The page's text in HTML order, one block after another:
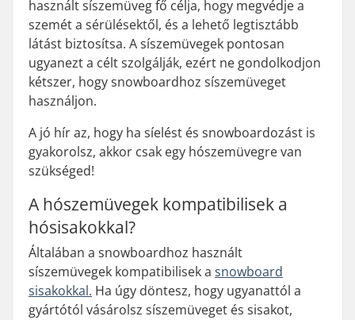
használt síszemüveg fő célja, hogy megvédje a
szemét a sérülésektől, és a lehető legtisztább
látást biztosítsa. A síszemüvegek pontosan
ugyanezt a célt szolgálják, ezért ne gondolkodjon
kétszer, hogy snowboardhoz síszemüveget
használjon.
A jó hír az, hogy ha síelést és snowboardozást is
gyakorolsz, akkor csak egy hószemüvegre van
szükséged!
A hószemüvegek kompatibilisek a
hósisakokkal?
Általában a snowboardhoz használt
síszemüvegek kompatibilisek a snowboard
sisakokkal. Ha úgy döntesz, hogy ugyanattól a
gyártótól vásárolsz síszemüveget és sisakot,